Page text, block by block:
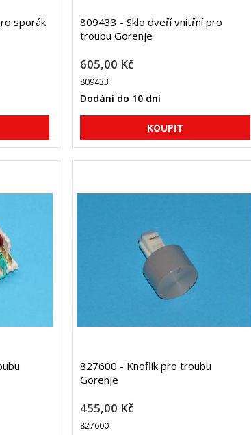
sporák
809433 - Sklo dveří vnitřní pro
troubu Gorenje
605,00 Kč
809433
Dodání do 10 dní
827600 - Knoflík pro troubu
Gorenje
455,00 Kč
827600